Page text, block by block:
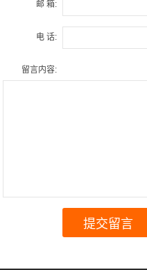
邮 箱:
电 话:
留言内容: